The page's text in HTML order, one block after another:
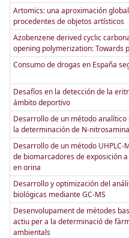
Artomics: una aproximación
procedentes de objetos artísticos
Azobenzene derived cyclic
opening polymerization: Towards
Consumo de drogas en España
Desafíos en la detección de la
ámbito deportivo
Desarrollo de un método analítico
la determinación de N-
Desarrollo de un método
de biomarcadores de exposición
en orina
Desarrollo y optimización del
biológicas mediante GC-MS
Desenvolupament de mètodes
actiu per a la determinació de
ambientals